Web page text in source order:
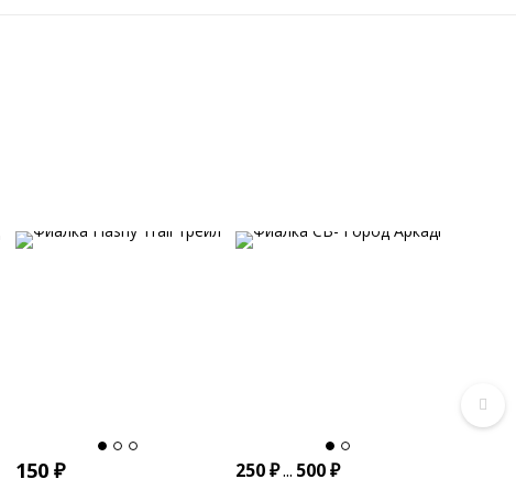
150 ₽ 250₽... 500₽